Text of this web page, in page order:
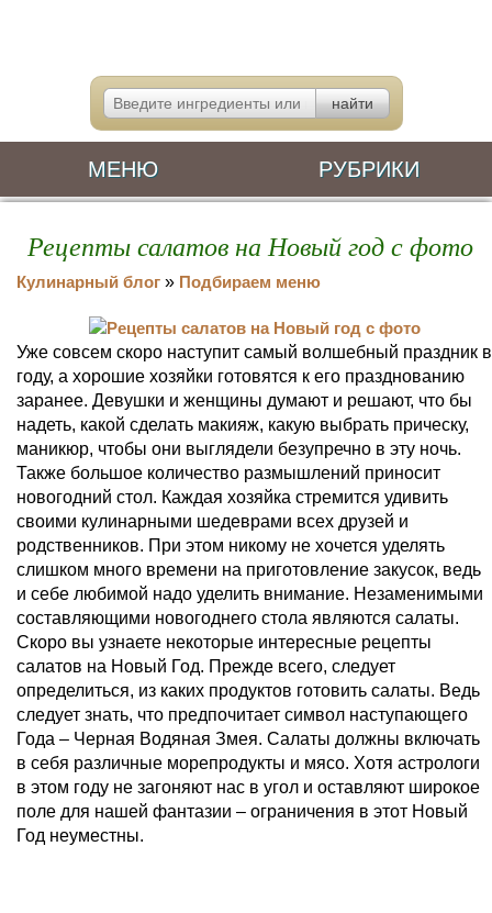
МЕНЮ РУБРИКИ
Рецепты салатов на Новый год с фото
Кулинарный блог » Подбираем меню
Уже совсем скоро наступит самый волшебный праздник в
году, а хорошие хозяйки готовятся к его празднованию
заранее. Девушки и женщины думают и решают, что бы
надеть, какой сделать макияж, какую выбрать прическу,
маникюр, чтобы они выглядели безупречно в эту ночь.
Также большое количество размышлений приносит
новогодний стол. Каждая хозяйка стремится удивить
своими кулинарными шедеврами всех друзей и
родственников. При этом никому не хочется уделять
слишком много времени на приготовление закусок, ведь
и себе любимой надо уделить внимание. Незаменимыми
составляющими новогоднего стола являются салаты.
Скоро вы узнаете некоторые интересные рецепты
салатов на Новый Год. Прежде всего, следует
определиться, из каких продуктов готовить салаты. Ведь
следует знать, что предпочитает символ наступающего
Года – Черная Водяная Змея. Салаты должны включать
в себя различные морепродукты и мясо. Хотя астрологи
в этом году не загоняют нас в угол и оставляют широкое
поле для нашей фантазии – ограничения в этот Новый
Год неуместны.